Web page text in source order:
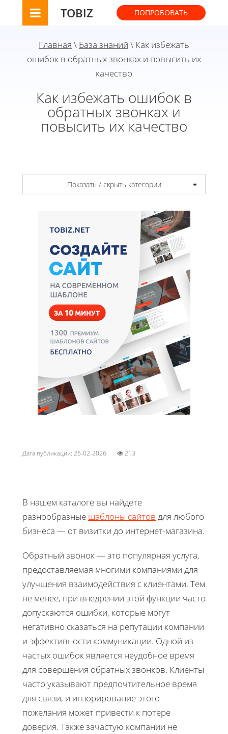
TOBIZ ПОПРОБОВАТЬ
Главная \ База знаний \ Как избежать
ошибок в обратных звонках и повысить их
качество
Как избежать ошибок в
обратных звонках и
повысить их качество
Показать / скрыть категории
Дата публикации: 26-02-2026 213
В нашем каталоге вы найдете
разнообразные шаблоны сайтов для любого
бизнеса — от визитки до интернет-магазина.
Обратный звонок — это популярная услуга,
предоставляемая многими компаниями для
улучшения взаимодействия с клиентами. Тем
не менее, при внедрении этой функции часто
допускаются ошибки, которые могут
негативно сказаться на репутации компании
и эффективности коммуникации. Одной из
частых ошибок является неудобное время
для совершения обратных звонков. Клиенты
часто указывают предпочтительное время
для связи, и игнорирование этого
пожелания может привести к потере
доверия. Также зачастую компании не